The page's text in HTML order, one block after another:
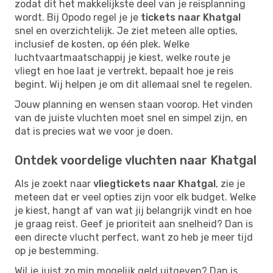
zodat dit het makkelijkste deel van je reisplanning
wordt. Bij Opodo regel je je tickets naar Khatgal
snel en overzichtelijk. Je ziet meteen alle opties,
inclusief de kosten, op één plek. Welke
luchtvaartmaatschappij je kiest, welke route je
vliegt en hoe laat je vertrekt, bepaalt hoe je reis
begint. Wij helpen je om dit allemaal snel te regelen.
Jouw planning en wensen staan voorop. Het vinden
van de juiste vluchten moet snel en simpel zijn, en
dat is precies wat we voor je doen.
Ontdek voordelige vluchten naar Khatgal
Als je zoekt naar vliegtickets naar Khatgal, zie je
meteen dat er veel opties zijn voor elk budget. Welke
je kiest, hangt af van wat jij belangrijk vindt en hoe
je graag reist. Geef je prioriteit aan snelheid? Dan is
een directe vlucht perfect, want zo heb je meer tijd
op je bestemming.